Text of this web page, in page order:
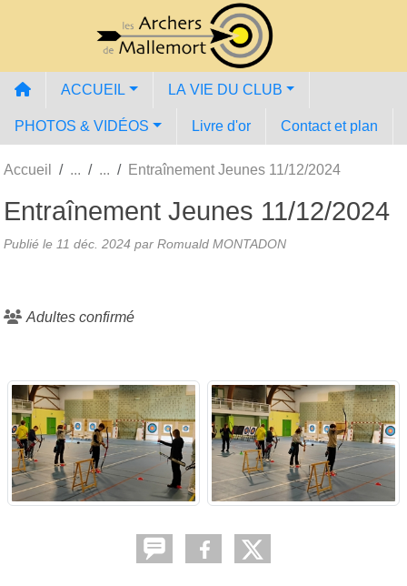
ACCUEIL LA VIE DU CLUB
PHOTOS & VIDÉOS Livre d'or Contact et plan
Accueil Entraînement Jeunes 11/12/2024
Entraînement Jeunes 11/12/2024
Publié le 11 déc. 2024 par Romuald MONTADON
Adultes confirmé